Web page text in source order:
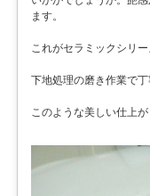
ます。
これがセラミックシリ
下地処理の磨き作業で
このような美しい仕上